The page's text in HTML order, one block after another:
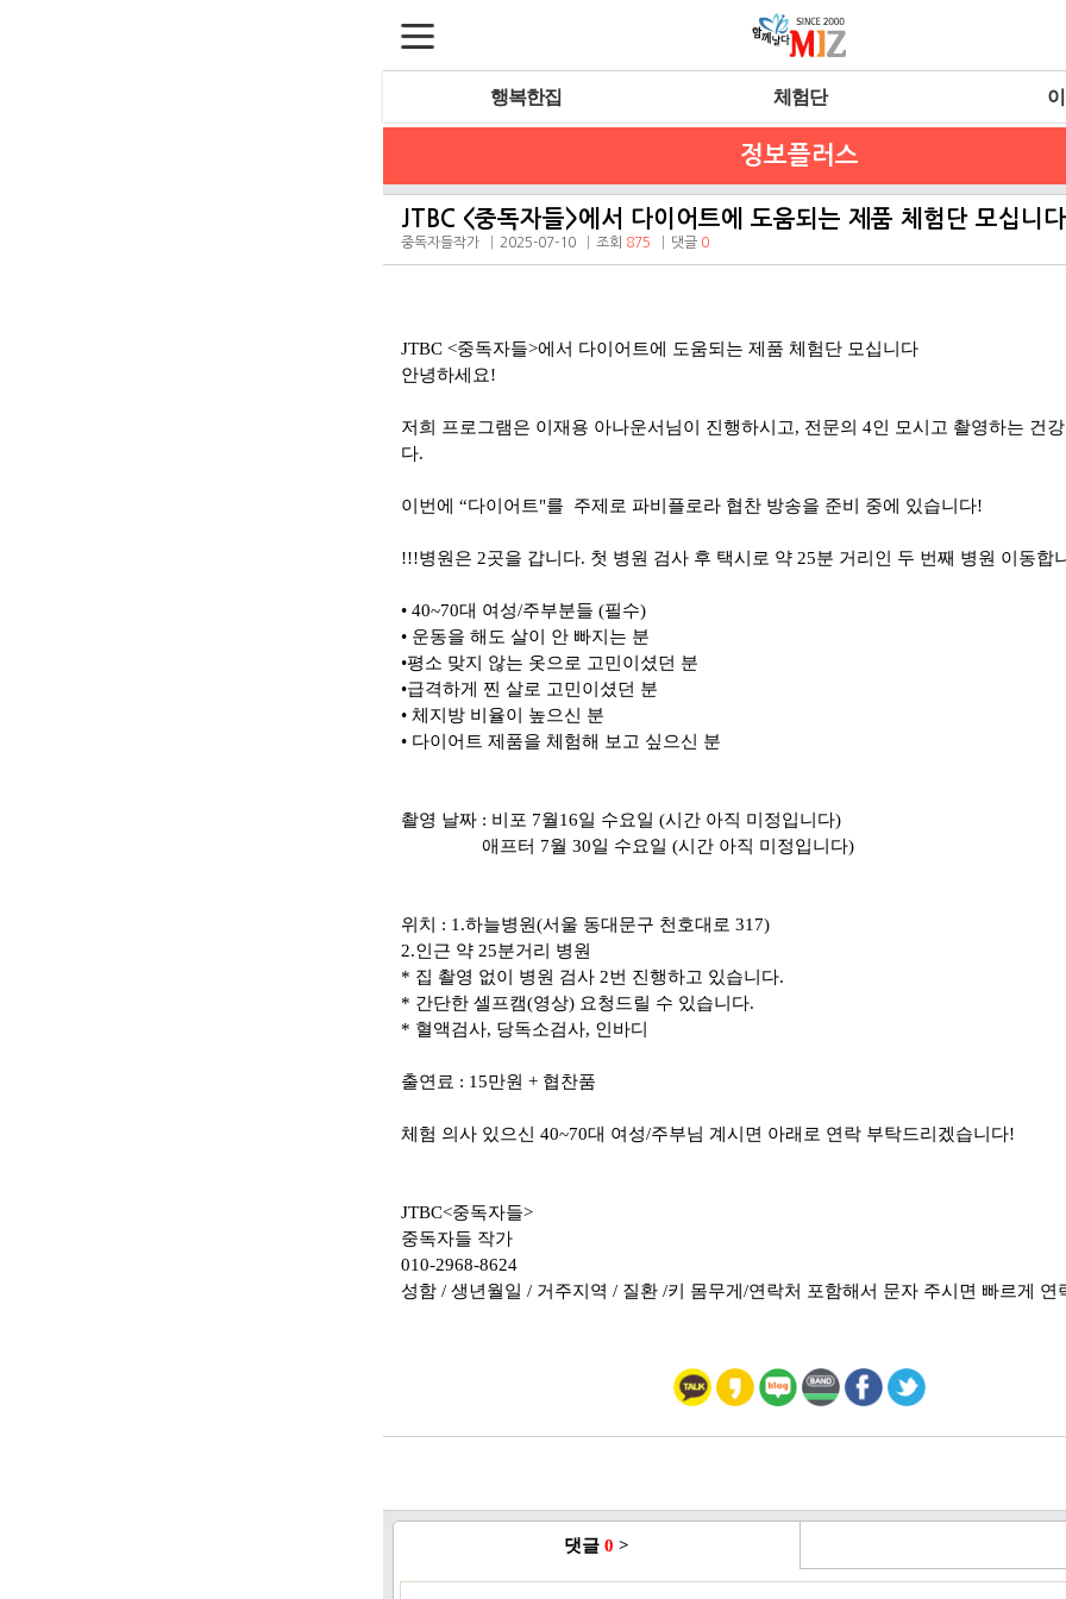
행복한집 체험단
정보플러스
JTBC <중독자들>에서 다이어트에 도움되는 제품 체험단 모십니다
중독자들작가 2025-07-10 조회 875 댓글 0
JTBC <중독자들>에서 다이어트에 도움되는 제품 체험단 모십니다
안녕하세요!
저희 프로그램은 이재용 아나운서님이 진행하시고, 전문의 4인 모시고 촬영하는 건
다.
이번에 “다이어트"를 주제로 파비플로라 협찬 방송을 준비 중에 있습니다!
!!!병원은 2곳을 갑니다. 첫 병원 검사 후 택시로 약 25분 거리인 두 번째 병원 이동합
• 40~70대 여성/주부분들 (필수)
• 운동을 해도 살이 안 빠지는 분
•평소 맞지 않는 옷으로 고민이셨던 분
•급격하게 찐 살로 고민이셨던 분
• 체지방 비율이 높으신 분
• 다이어트 제품을 체험해 보고 싶으신 분
촬영 날짜 : 비포 7월16일 수요일 (시간 아직 미정입니다)
애프터 7월 30일 수요일 (시간 아직 미정입니다)
위치 : 1.하늘병원(서울 동대문구 천호대로 317)
2.인근 약 25분거리 병원
* 집 촬영 없이 병원 검사 2번 진행하고 있습니다.
* 간단한 셀프캠(영상) 요청드릴 수 있습니다.
* 혈액검사, 당독소검사, 인바디
출연료 : 15만원 + 협찬품
체험 의사 있으신 40~70대 여성/주부님 계시면 아래로 연락 부탁드리겠습니다!
JTBC<중독자들>
중독자들 작가
010-2968-8624
성함 / 생년월일 / 거주지역 / 질환 /키 몸무게/연락처 포함해서 문자 주시면 빠르게 연
댓글 0 >